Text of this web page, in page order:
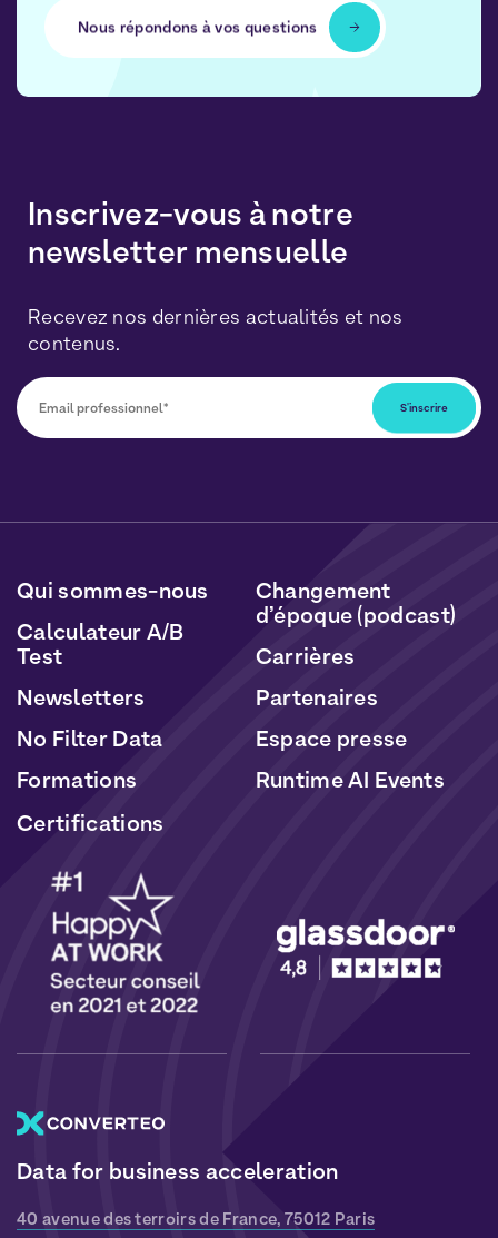
Nous répondons à vos questions
Inscrivez-vous à notre
newsletter mensuelle
Recevez nos dernières actualités et nos
contenus.
données seront traitées conformément à notre
et deCookies
Data for business acceleration
40 avenue des terroirs de France, 75012 Paris
Qui sommes-nous
Calculateur A/B
Test
Newsletters
No Filter Data
Formations
Changement
d’époque (podcast)
Carrières
Partenaires
Espace presse
Runtime AI Events
Certifications